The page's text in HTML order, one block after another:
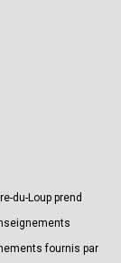
fournis par